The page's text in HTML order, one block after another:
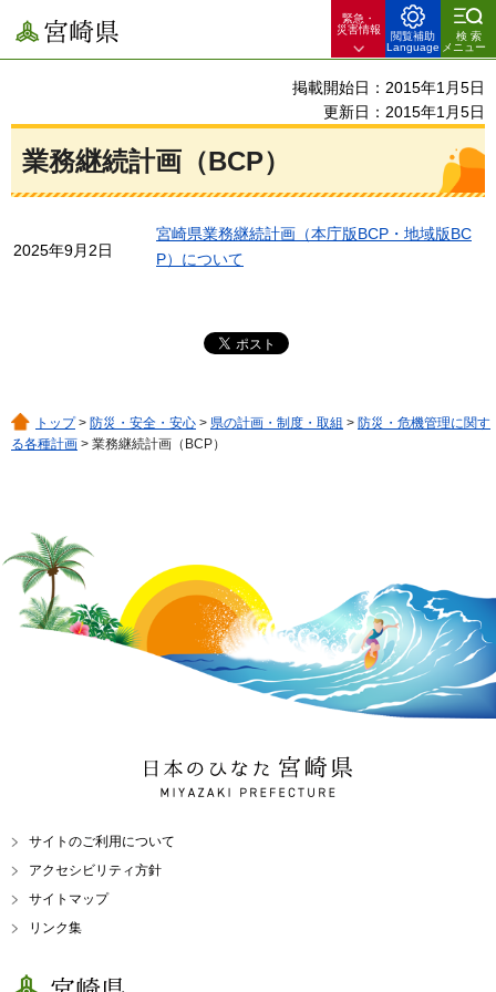
宮崎県
緊急・
災害情報
閲覧補助
Language
検索
メニュー
掲載開始日：2015年1月5日
更新日：2015年1月5日
業務継続計画（BCP）
2025年9月2日
宮崎県業務継続計画（本庁版BCP・地域版BC
P）について
トップ> 防災・安全・安心 > 県の計画・制度・取組 > 防災・危機管理に関す
る各種計画 > 業務継続計画（BCP）
日本のひなた 宮崎県
MIYAZAKI PREFECTURE
サイトのご利用について
アクセシビリティ方針
サイトマップ
リンク集
宮崎県